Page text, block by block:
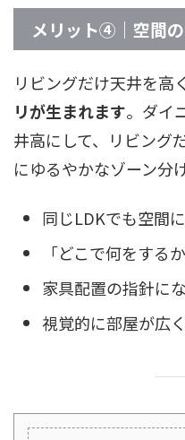
メリット④｜空間
リビングだけ天井を高
リが生まれます。ダイ
井高にして、リビング
にゆるやかなゾーン分
同じLDKでも空間
「どこで何をする
家具配置の指針に
視覚的に部屋が広